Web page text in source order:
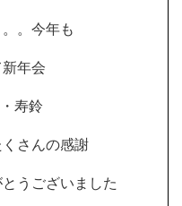
。今年も
年会
寿鈴
さんの感謝
うございました